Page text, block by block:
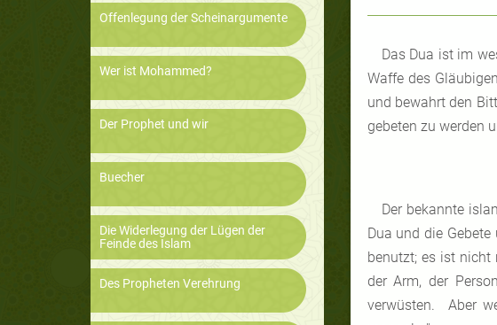
Offenlegung der Scheinargumente
Wer ist Mohammed?
Der Prophet und wir
Buecher
Die Widerlegung der Lügen der
Feinde des Islam
Des Propheten Verehrung
Das Dua ist im
Waffe des
und bewahrt den
gebeten zu werden
Der bekannte
Dua und die
benutzt; es ist nicht
der Arm, der
verwüsten. Aber